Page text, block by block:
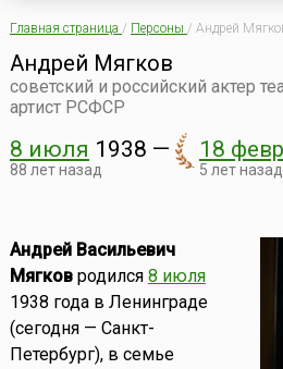
Главная страница / Персоны / Андрей
Андрей Мягков
советский и российский актер
артист РСФСР
8 июля 1938
88 лет назад
— 18
5 лет назад
Андрей Васильевич
Мягковродился 8 июля
1938 года в Ленинграде
(сегодня — Санкт-
Петербург), в семье